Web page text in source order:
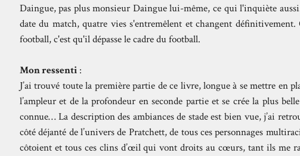
Daingue, pas plus monsieur Daingue lui-même, ce qui l'inquiète
date du match, quatre vies s'entremêlent et changent
football, c'est qu'il dépasse le cadre du football.
Mon ressenti:
J’ai trouvé toute la première partie de ce livre, longue à se mettre en
l’ampleur et de la profondeur en seconde partie et se crée la plus
connue… La description des ambiances de stade est bien vue, j’ai
côté déjanté de l’univers de Pratchett, de tous ces personnages
côtoient et tous ces clins d’œil qui vont droits au cœurs, tant ils me